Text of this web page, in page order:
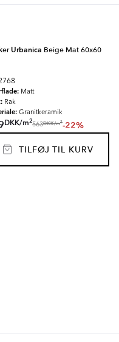
Urbanica Beige Mat 60x60
Matt
Rak
Granitkeramik
DKK/m2
563DKK/m2-22%
TILFØJ TIL KURV